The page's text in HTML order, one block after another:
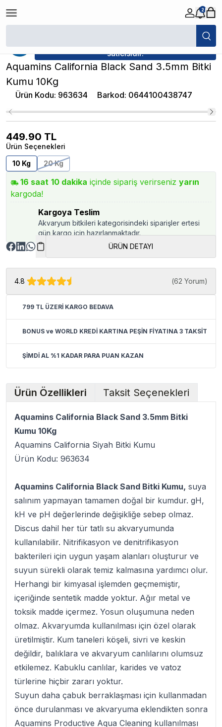
2
/ Aquamins California Black Sand 3.5mm Bitki
satıcısıdır.
Aquamins California Black Sand 3.5mm Bitki
Kumu 10Kg
Ürün Kodu: 963634 Barkod: 0644100438747
449.90 TL
Ürün Seçenekleri
10 Kg
20 Kg
16 saat 10 dakika içinde sipariş verirseniz yarın
kargoda!
Kargoya Teslim
Akvaryum bitkileri kategorisindeki siparişler ertesi
gün kargo için hazırlanmaktadır.
ÜRÜN DETAYI
4.8 (62 Yorum)
799 TL ÜZERİ KARGO BEDAVA
BONUS ve WORLD KREDİ KARTINA PEŞİN FİYATINA 3 TAKSİT
ŞİMDİ AL %1 KADAR PARA PUAN KAZAN
Ürün Özellikleri Taksit Seçenekleri
Aquamins California Black Sand 3.5mm Bitki
Kumu 10Kg
Aquamins California Siyah Bitki Kumu
Ürün Kodu: 963634
Aquamins California Black Sand Bitki Kumu, suya
salınım yapmayan tamamen doğal bir kumdur. gH,
kH ve pH değerlerinde değişikliğe sebep olmaz.
Discus dahil her tür tatlı su akvaryumunda
kullanılabilir. Nitrifikasyon ve denitrifikasyon
bakterileri için uygun yaşam alanları oluşturur ve
suyun sürekli olarak temiz kalmasına yardımcı olur.
Herhangi bir kimyasal işlemden geçmemiştir,
içeriğinde sentetik madde yoktur. Ağır metal ve
toksik madde içermez. Yosun oluşumuna neden
olmaz. Akvaryumda kullanılması için özel olarak
üretilmiştir. Kum taneleri köşeli, sivri ve keskin
değildir, balıklara ve akvaryum canlılarını olumsuz
etkilemez. Kabuklu canlılar, karides ve vatoz
türlerine hiçbir zararı yoktur.
Suyun daha çabuk berraklaşması için kullanmadan
önce durulanması ve akvaryuma eklendikten sonra
Aquamins Productive Aqua Cleaning kullanılması